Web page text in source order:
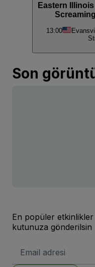
Eastern
13:00
Son
En popüler
kutunuza gönderilsin
posta